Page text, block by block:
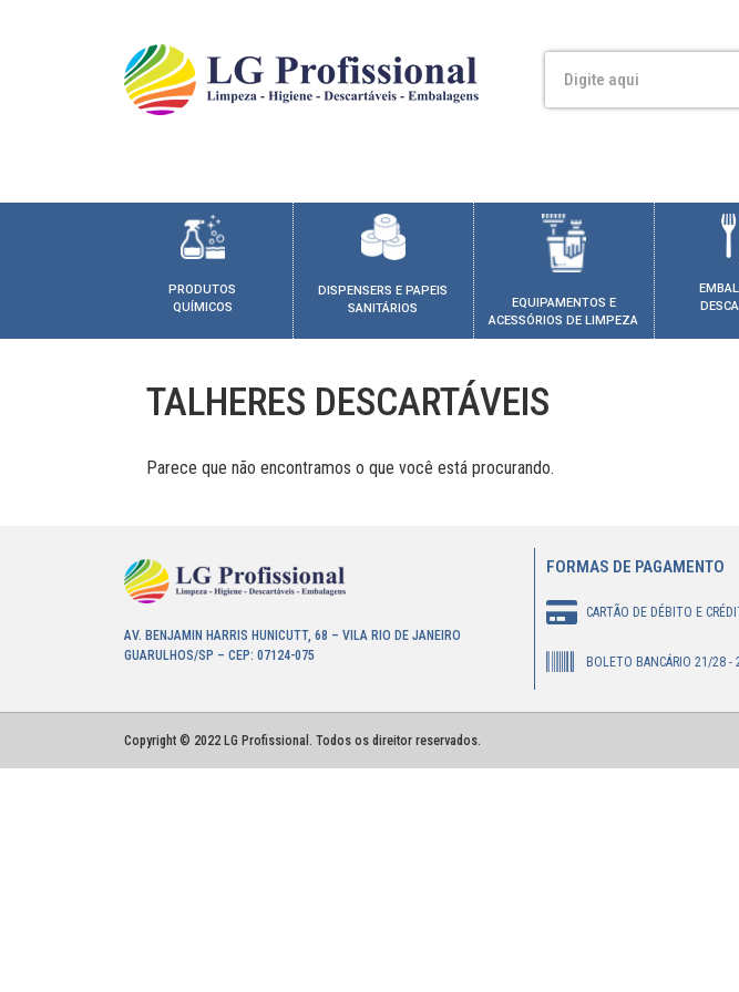
PRODUTOS
QUÍMICOS
DISPENSERS E PAPEIS
SANITÁRIOS
EQUIPAMENTOS E
ACESSÓRIOS DE LIMPEZA
TALHERES DESCARTÁVEIS
Parece que não encontramos o que você está procurando.
AV. BENJAMIN HARRIS HUNICUTT, 68 – VILA RIO DE JANEIRO
GUARULHOS/SP – CEP: 07124-075
FORMAS DE PAGAMENTO
CARTÃO DE DÉBITO E
BOLETO BANCÁRIO 21/28 -
Copyright © 2022 LG Profissional. Todos os direitor reservados.